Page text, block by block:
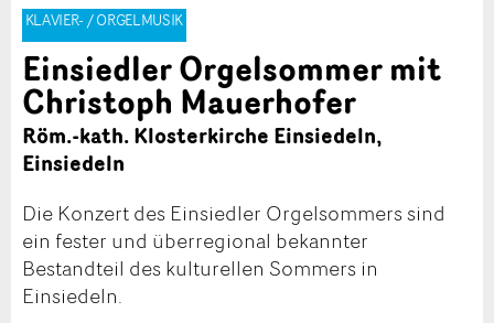
KLAVIER- / ORGELMUSIK
Einsiedler Orgelsommer mit
Christoph Mauerhofer
Röm.-kath. Klosterkirche Einsiedeln,
Einsiedeln
Die Konzert des Einsiedler Orgelsommers sind
ein fester und überregional bekannter
Bestandteil des kulturellen Sommers in
Einsiedeln.